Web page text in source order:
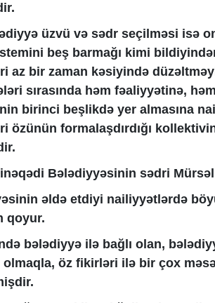
üzvü və sədr seçilməsi isə
beş barmağı kimi
az bir zaman kəsiyində
sırasında həm fəaliyyətinə,
birinci beşlikdə yer almasına
özünün formalaşdırdığı
Bələdiyyəsinin sədri
əldə etdiyi nailiyyətlərdə
qoyur.
bələdiyyə ilə bağlı olan,
öz fikirləri ilə bir çox